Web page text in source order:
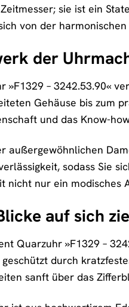
sie ist ein
von der
der
»F1329 – 3242.53.90«
Gehäuse bis zum
und das Know-
außergewöhnlichen
sodass Sie
nicht nur ein
auf sich
Quarzuhr »F1329 –
durch
sanft über das